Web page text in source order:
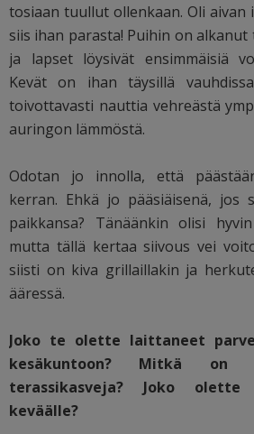
tosiaan tuullut ollenkaan. Oli aivan
siis ihan parasta! Puihin on
ja lapset löysivät ensimmäisiä
Kevät on ihan täysillä
toivottavasti nauttia vehreästä
auringon lämmöstä.
Odotan jo innolla, että
kerran. Ehkä jo pääsiäisenä, jos
paikkansa? Tänäänkin olisi
mutta tällä kertaa siivous vei
siisti on kiva grillaillakin ja
ääressä.
Joko te olette laittaneet
kesäkuntoon? Mitkä on
terassikasveja? Joko
keväälle?